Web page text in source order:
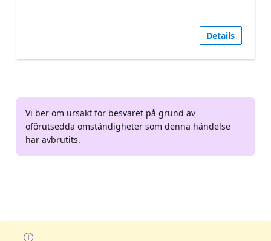
Details
Vi ber om ursäkt för besväret på grund av
oförutsedda omständigheter som denna händelse
har avbrutits.